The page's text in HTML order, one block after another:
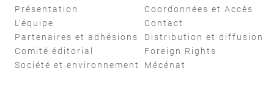
Présentation
L'équipe
Partenaires et adhésions
Comité éditorial
Société et environnement
Coordonnées et Accès
Contact
Distribution et diffusion
Foreign Rights
Mécénat